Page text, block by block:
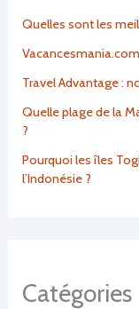
Quelles sont les
Travel Advantage :
Quelle plage de la
?
Pourquoi les îles
l’Indonésie ?
Catégories